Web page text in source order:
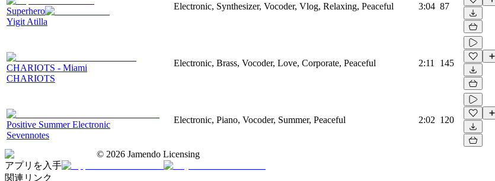
Superhero
Yigit Atilla
Electronic, Synthesizer, Vocoder, Vlog, Relaxing, Peaceful 3:04 87
CHARIOTS - Miami
CHARIOTS
Electronic, Brass, Vocoder, Love, Corporate, Peaceful 2:11 145
Positive Summer Electronic
Sevennotes
Electronic, Piano, Vocoder, Summer, Peaceful 2:02 120
© 2026 Jamendo Licensing
アプリを入手
関連リンク